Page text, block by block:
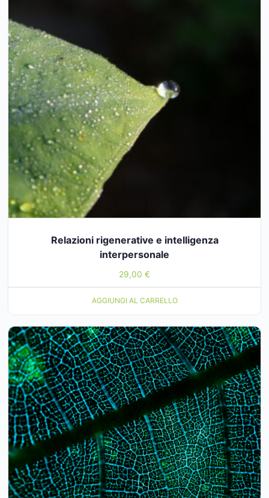
Relazioni rigenerative e intelligenza
interpersonale
29,00 €
AGGIUNGI AL CARRELLO